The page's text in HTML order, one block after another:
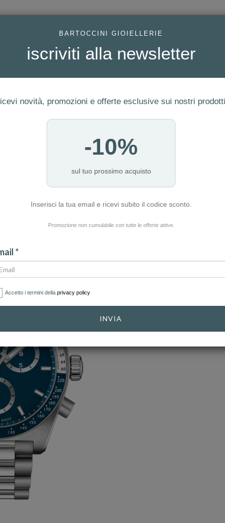
GIOIELLI MODA OROLOGI
BARTOCCINI GIOIELLERIE
iscriviti alla newsletter
novità, promozioni e offerte esclusive sui nostri
-10%
sul tuo prossimo acquisto
Inserisci la tua email e ricevi subito il codice sconto.
Promozione non cumulabile con tutte le offerte attive.
*
Accetto i termini della privacy policy
INVIA